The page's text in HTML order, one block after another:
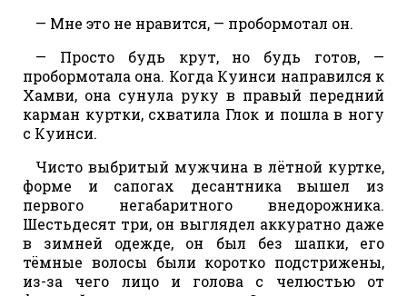
— Мне это не нравится, — пробормотал он.
— Просто будь крут, но будь готов, —
пробормотала она. Когда Куинси направился к
Хамви, она сунула руку в правый передний
карман куртки, схватила Глок и пошла в ногу
с Куинси.
Чисто выбритый мужчина в лётной куртке,
форме и сапогах десантника вышел из
первого негабаритного внедорожника.
Шестьдесят три, он выглядел аккуратно даже
в зимней одежде, он был без шапки, его
тёмные волосы были коротко подстрижены,
из-за чего лицо и голова с челюстью от